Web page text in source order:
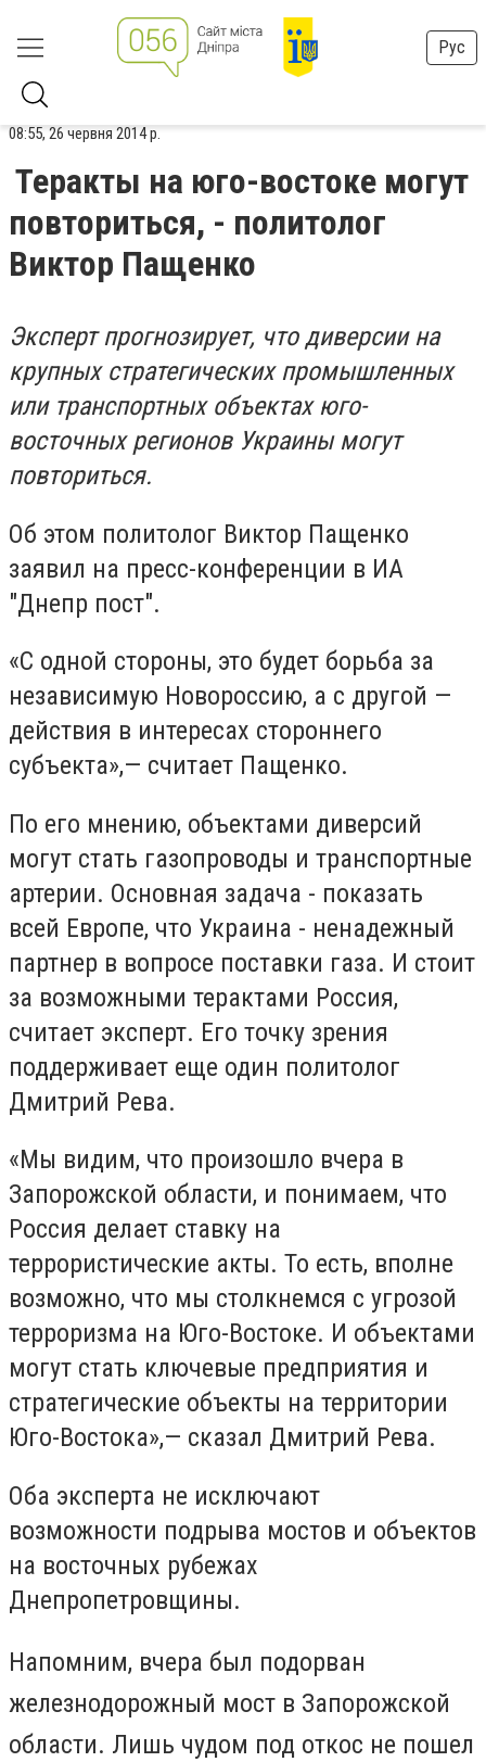
Рус
08:55, 26 червня 2014 р.
Теракты на юго-востоке могут
повториться, - политолог
Виктор Пащенко
Эксперт прогнозирует, что диверсии на
крупных стратегических промышленных
или транспортных объектах юго-
восточных регионов Украины могут
повториться.
Об этом политолог Виктор Пащенко
заявил на пресс-конференции в ИА
"Днепр пост".
«С одной стороны, это будет борьба за
независимую Новороссию, а с другой —
действия в интересах стороннего
субъекта»,— считает Пащенко.
По его мнению, объектами диверсий
могут стать газопроводы и транспортные
артерии. Основная задача - показать
всей Европе, что Украина - ненадежный
партнер в вопросе поставки газа. И стоит
за возможными терактами Россия,
считает эксперт. Его точку зрения
поддерживает еще один политолог
Дмитрий Рева.
«Мы видим, что произошло вчера в
Запорожской области, и понимаем, что
Россия делает ставку на
террористические акты. То есть, вполне
возможно, что мы столкнемся с угрозой
терроризма на Юго-Востоке. И объектами
могут стать ключевые предприятия и
стратегические объекты на территории
Юго-Востока»,— сказал Дмитрий Рева.
Оба эксперта не исключают
возможности подрыва мостов и объектов
на восточных рубежах
Днепропетровщины.
Напомним, вчера был подорван
железнодорожный мост в Запорожской
области. Лишь чудом под откос не пошел